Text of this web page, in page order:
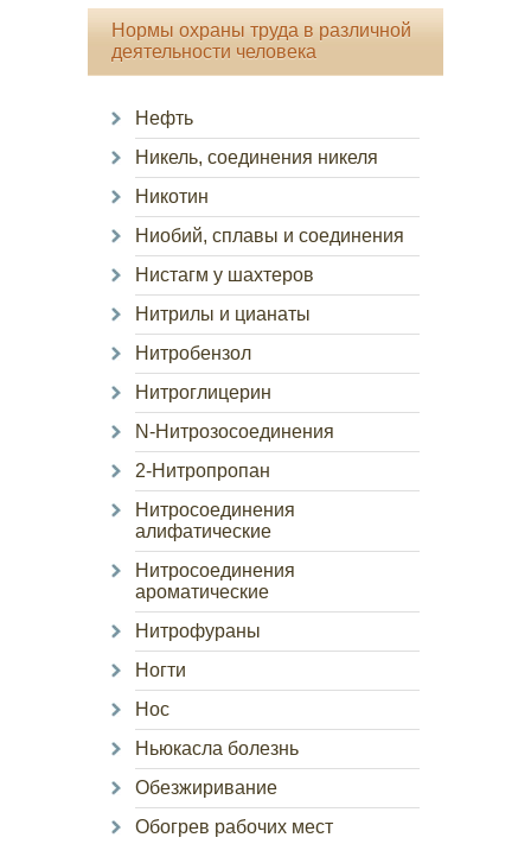
Нормы охраны труда в различной
деятельности человека
Нефть
Никель, соединения никеля
Никотин
Ниобий, сплавы и соединения
Нистагм у шахтеров
Нитрилы и цианаты
Нитробензол
Нитроглицерин
N-Нитрозосоединения
2-Нитропропан
Нитросоединения
алифатические
Нитросоединения
ароматические
Нитрофураны
Ногти
Нос
Ньюкасла болезнь
Обезжиривание
Обогрев рабочих мест